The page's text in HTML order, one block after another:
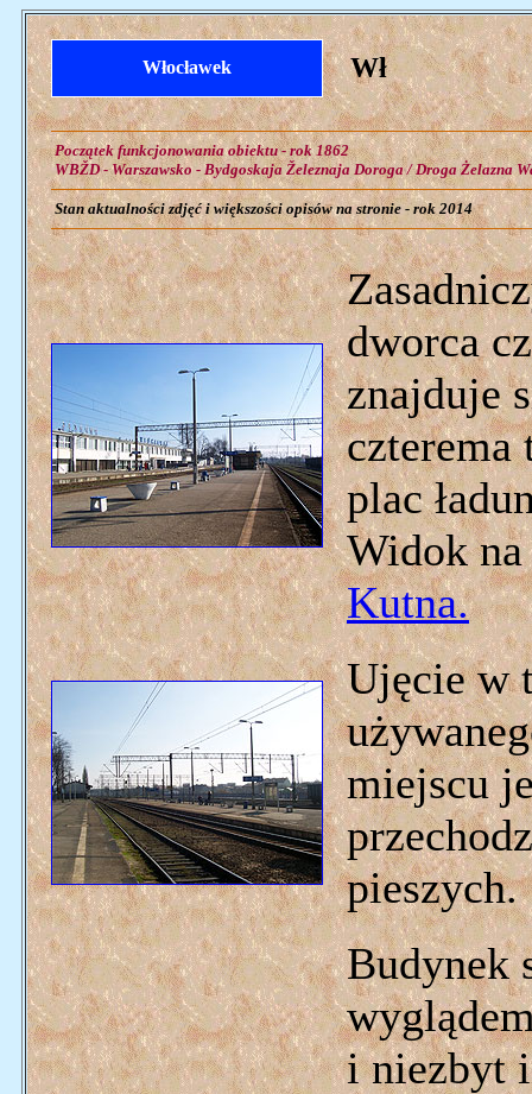
Włocławek Wł
Początek funkcjonowania obiektu - rok 1862
WBŽD - Warszawsko - Bydgoskaja Železnaja Doroga / Droga Żelazna
Stan aktualności zdjęć i większości opisów na stronie - rok 2014
dworca
znajduje
czterema
plac
Widok na
Kutna.
Ujęcie w
miejscu
pieszych.
Budynek
i niezbyt